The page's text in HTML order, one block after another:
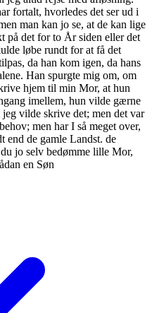
fortalt, hvorledes det ser ud i
man kan jo se, at de kan lige
på det for to År siden eller det
løbe rundt for at få det
da han kom igen, da hans
Han spurgte mig om, om
hjem til min Mor, at hun
imellem, hun vilde gærne
vilde skrive det; men det var
men har I så meget over,
end de gamle Landst. de
jo selv bedømme lille Mor,
en Søn